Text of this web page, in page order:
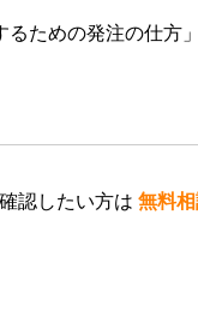
ための発注の仕方
認したい方は無料